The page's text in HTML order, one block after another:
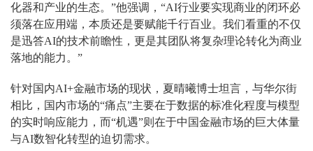
化器和产业的生态。”他强调，“AI行业要实现商业的闭环必
须落在应用端，本质还是要赋能千行百业。我们看重的不仅
是迅答AI的技术前瞻性，更是其团队将复杂理论转化为商业
落地的能力。”
针对国内AI+金融市场的现状，夏晴曦博士坦言，与华尔街
相比，国内市场的“痛点”主要在于数据的标准化程度与模型
的实时响应能力，而“机遇”则在于中国金融市场的巨大体量
与AI数智化转型的迫切需求。